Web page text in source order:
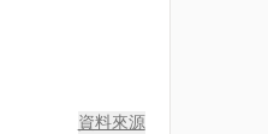
資料來源